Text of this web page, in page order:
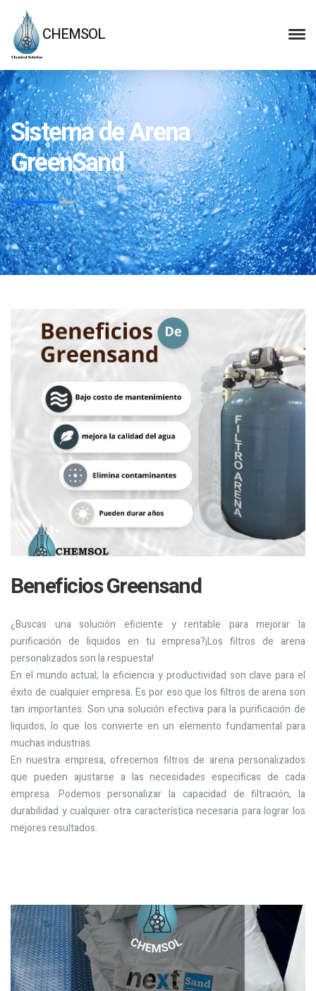
CHEMSOL
Sistema de Arena
GreenSand
Beneficios Greensand
¿Buscas una solución eficiente y rentable para mejorar la
purificación de liquidos en tu empresa?¡Los filtros de arena
personalizados son la respuesta!
En el mundo actual, la eficiencia y productividad son clave para el
éxito de cualquier empresa. Es por eso que los filtros de arena son
tan importantes: Son una solución efectiva para la purificación de
liquidos, lo que los convierte en un elemento fundamental para
muchas industrias.
En nuestra empresa, ofrecemos filtros de arena personalizados
que pueden ajustarse a las necesidades especificas de cada
empresa. Podemos personalizar la capacidad de filtración, la
durabilidad y cualquier otra característica necesaria para lograr los
mejores resultados.